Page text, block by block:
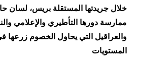
خلال جريدتها المستقلة بريس، لسان
ممارسة دورها التأطيري والإعلامي
والعراقيل التي يحاول الخصوم زرعها
المستويات